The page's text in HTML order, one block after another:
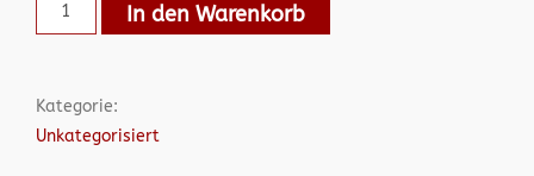
In den Warenkorb
Kategorie:
Unkategorisiert